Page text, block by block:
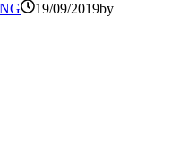
19/09/2019by